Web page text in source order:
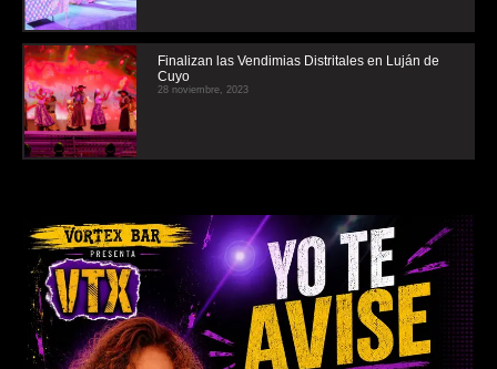
Finalizan las Vendimias Distritales en Luján de
Cuyo
28 noviembre, 2023